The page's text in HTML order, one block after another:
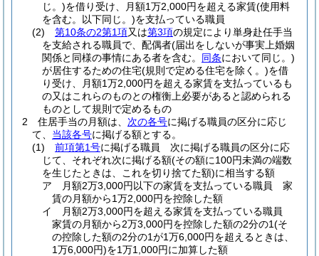
じ。)を借り受け、月額1万2,000円を超える家賃(使用料
を含む。以下同じ。)を支払っている職員
(2)
第10条の2第1項又は第3項の規定により単身赴任手当
を支給される職員で、配偶者(届出をしないが事実上婚姻
関係と同様の事情にある者を含む。 同条において同じ。)
が居住するための住宅(規則で定める住宅を除く。)を借
り受け、月額1万2,000円を超える家賃を支払っているも
の又はこれらのものとの権衡上必要があると認められる
ものとして規則で定めるもの
2
住居手当の月額は、 次の各号に掲げる職員の区分に応じ
て、 当該各号に掲げる額とする。
(1)
前項第1号に掲げる職員 次に掲げる職員の区分に応
じて、それぞれ次に掲げる額(その額に100円未満の端数
を生じたときは、これを切り捨てた額)に相当する額
ア
月額2万3,000円以下の家賃を支払っている職員 家
賃の月額から1万2,000円を控除した額
イ
月額2万3,000円を超える家賃を支払っている職員
家賃の月額から2万3,000円を控除した額の2分の1(そ
の控除した額の2分の1が1万6,000円を超えるときは、
1万6,000円)を1万1,000円に加算した額